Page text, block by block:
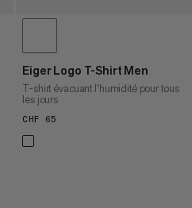
Eiger Logo T-Shirt Men
T-shirt évacuant l’humidité pour tous
les jours
CHF 65